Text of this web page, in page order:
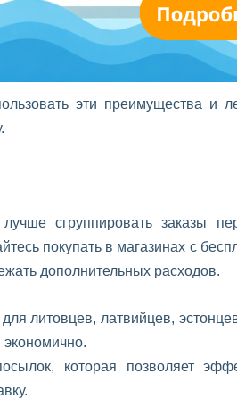
рынку с лучшими ценами,
эти преимущества и
сгруппировать заказы
покупать в магазинах с
дополнительных расходов.
литовцев, латвийцев,
экономично.
которая позволяет